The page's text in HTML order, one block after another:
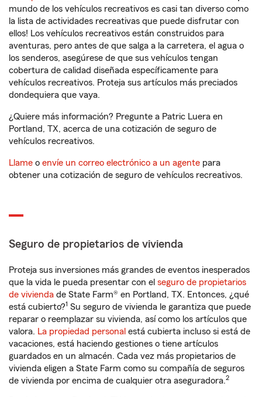
mundo de los vehículos recreativos es casi tan diverso como
la lista de actividades recreativas que puede disfrutar con
ellos! Los vehículos recreativos están construidos para
aventuras, pero antes de que salga a la carretera, el agua o
los senderos, asegúrese de que sus vehículos tengan
cobertura de calidad diseñada específicamente para
vehículos recreativos. Proteja sus artículos más preciados
dondequiera que vaya.
¿Quiere más información? Pregunte a Patric Luera en
Portland, TX, acerca de una cotización de seguro de
vehículos recreativos.
Llame o envíe un correo electrónico a un agente para
obtener una cotización de seguro de vehículos recreativos.
Seguro de propietarios de vivienda
Proteja sus inversiones más grandes de eventos inesperados
que la vida le pueda presentar con el seguro de propietarios
de vivienda de State Farm® en Portland, TX. Entonces, ¿qué
está cubierto?1 Su seguro de vivienda le garantiza que puede
reparar o reemplazar su vivienda, así como los artículos que
valora. La propiedad personal está cubierta incluso si está de
vacaciones, está haciendo gestiones o tiene artículos
guardados en un almacén. Cada vez más propietarios de
vivienda eligen a State Farm como su compañía de seguros
de vivienda por encima de cualquier otra aseguradora.2